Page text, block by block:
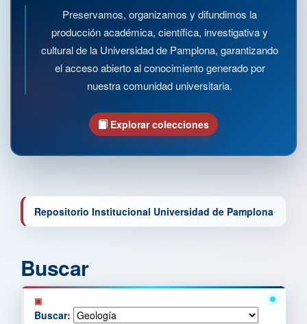
Preservamos, organizamos y difundimos la
producción académica, científica, investigativa y
cultural de la Universidad de Pamplona, garantizando
el acceso abierto al conocimiento generado por
nuestra comunidad universitaria.
Explorar colecciones
Repositorio Institucional Universidad de Pamplona
Buscar
Buscar: